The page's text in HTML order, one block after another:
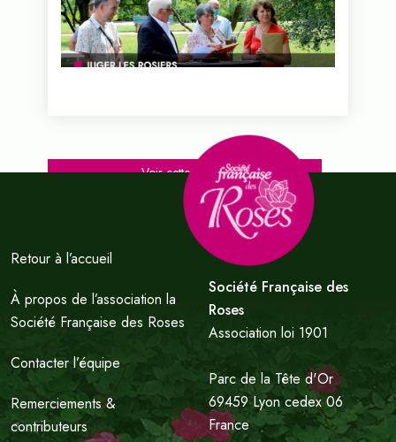
Voir cette vidéo...
Retour à l’accueil
À propos de l’association la
Société Française des Roses
Contacter l’équipe
Remerciements &
contributeurs
Société Française des
Roses
Association loi 1901
Parc de la Tête d'Or
69459 Lyon cedex 06
France